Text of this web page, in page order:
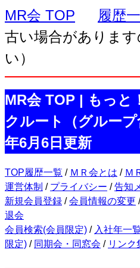
MR会 TOP 履歴
古い場合があります
い）
MR会 TOP | もっと
クルート（グルー
年6月6日更新
TOP履歴一覧 / ＭＲ会とは / Ｍ
運営体制 / プライバシー /告知
新規会員登録 /会員情報の変更
退会
会員検索(会員限定) / 入社年一
限定) / 同期会・同窓会 / リンク